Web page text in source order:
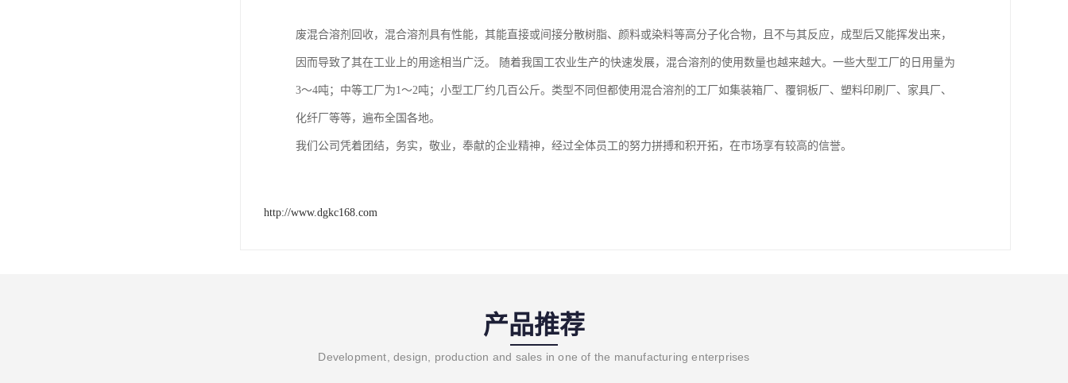
废混合溶剂回收，混合溶剂具有性能，其能直接或间接分散树脂、颜料或染料等高分子化合物，且不与其反应，成型后又能挥发出来，
因而导致了其在工业上的用途相当广泛。 随着我国工农业生产的快速发展，混合溶剂的使用数量也越来越大。一些大型工厂的日用量为
3～4吨；中等工厂为1～2吨；小型工厂约几百公斤。类型不同但都使用混合溶剂的工厂如集装箱厂、覆铜板厂、塑料印刷厂、家具厂、
化纤厂等等，遍布全国各地。
我们公司凭着团结，务实，敬业，奉献的企业精神，经过全体员工的努力拼搏和积开拓，在市场享有较高的信誉。
http://www.dgkc168.com
产品推荐
Development, design, production and sales in one of the manufacturing enterprises